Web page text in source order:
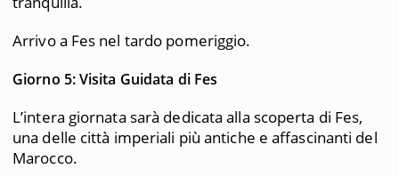
Arrivo a Fes nel tardo pomeriggio.
Giorno 5: Visita Guidata di Fes
L’intera giornata sarà dedicata alla scoperta di Fes,
una delle città imperiali più antiche e affascinanti del
Marocco.